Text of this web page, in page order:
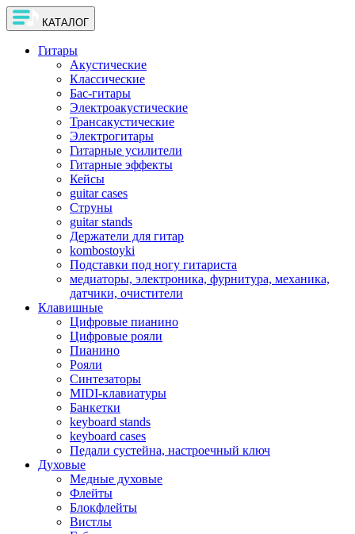
КАТАЛОГ
Гитары
Акустические
Классические
Бас-гитары
Электроакустические
Трансакустические
Электрогитары
Гитарные усилители
Гитарные эффекты
Кейсы
guitar cases
Струны
guitar stands
Держатели для гитар
kombostoyki
Подставки под ногу гитариста
медиаторы, электроника, фурнитура, механика,
датчики, очистители
Клавишные
Цифровые пианино
Цифровые рояли
Пианино
Рояли
Синтезаторы
MIDI-клавиатуры
Банкетки
keyboard stands
keyboard cases
Педали сустейна, настроечный ключ
Духовые
Медные духовые
Флейты
Блокфлейты
Вистлы